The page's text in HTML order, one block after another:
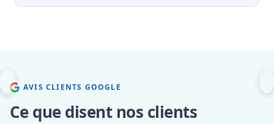
AVIS CLIENTS GOOGLE
Ce que disent nos clients